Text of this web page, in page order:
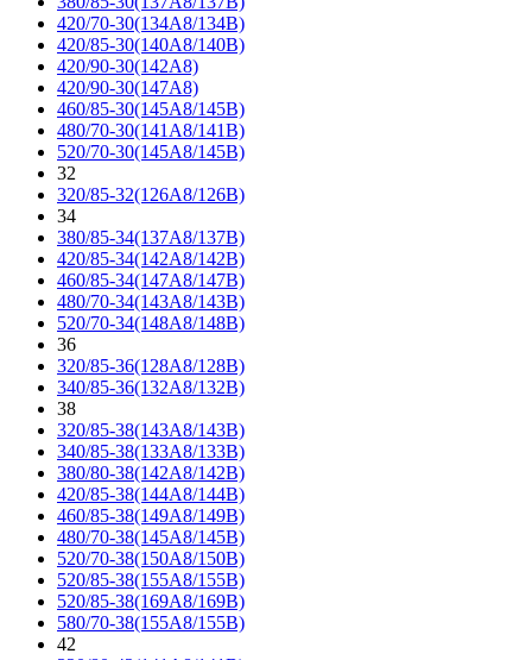
420/70-30(134A8/134B)
420/85-30(140A8/140B)
420/90-30(142A8)
420/90-30(147A8)
460/85-30(145A8/145B)
480/70-30(141A8/141B)
520/70-30(145A8/145B)
32
320/85-32(126A8/126B)
34
380/85-34(137A8/137B)
420/85-34(142A8/142B)
460/85-34(147A8/147B)
480/70-34(143A8/143B)
520/70-34(148A8/148B)
36
320/85-36(128A8/128B)
340/85-36(132A8/132B)
38
320/85-38(143A8/143B)
340/85-38(133A8/133B)
380/80-38(142A8/142B)
420/85-38(144A8/144B)
460/85-38(149A8/149B)
480/70-38(145A8/145B)
520/70-38(150A8/150B)
520/85-38(155A8/155B)
520/85-38(169A8/169B)
580/70-38(155A8/155B)
42